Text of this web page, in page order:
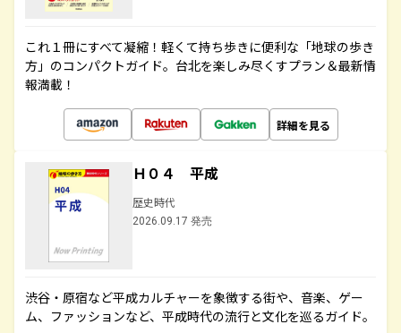
これ１冊にすべて凝縮！軽くて持ち歩きに便利な「地球の歩き
方」のコンパクトガイド。台北を楽しみ尽くすプラン＆最新情
報満載！
詳細を見る
Ｈ０４ 平成
歴史時代
2026.09.17 発売
渋谷・原宿など平成カルチャーを象徴する街や、音楽、ゲー
ム、ファッションなど、平成時代の流行と文化を巡るガイド。